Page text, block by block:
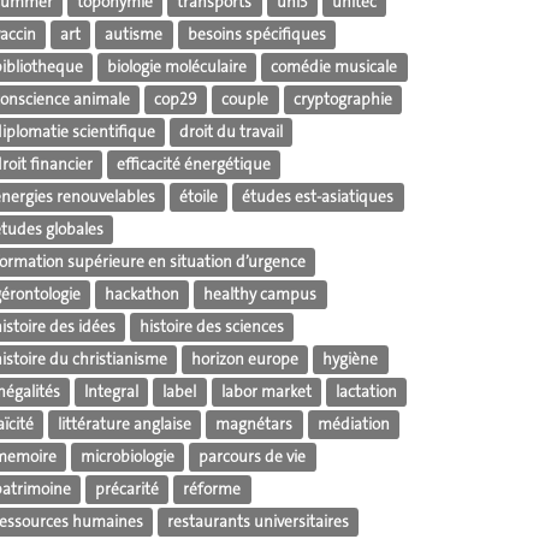
art autisme
besoins spécifiques
biologie moléculaire
comédie musicale
animale
cop29 couple
cryptographie
scientifique
droit du travail
financier
efficacité énergétique
renouvelables
étoile
études est-asiatiques
globales
supérieure en situation d’urgence
hackathon
healthy campus
des idées
histoire des sciences
du christianisme
horizon europe
hygiène
Integral label labor market
lactation
littérature anglaise magnétars
médiation
microbiologie
parcours de vie
précarité
réforme
humaines
restaurants universitaires